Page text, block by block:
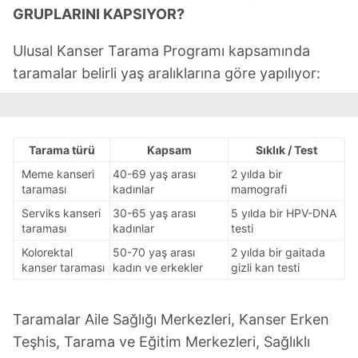
GRUPLARINI KAPSIYOR?
Ulusal Kanser Tarama Programı kapsamında
taramalar belirli yaş aralıklarına göre yapılıyor:
Tarama türü Kapsam
Sıklık / Test
Meme kanseri
taraması
40-69 yaş arası
kadınlar
2 yılda bir
mamografi
Serviks kanseri
taraması
30-65 yaş arası
kadınlar
5 yılda bir HPV-DNA
testi
Kolorektal
kanser taraması
50-70 yaş arası
kadın ve erkekler
2 yılda bir gaitada
gizli kan testi
Taramalar Aile Sağlığı Merkezleri, Kanser Erken
Teşhis, Tarama ve Eğitim Merkezleri, Sağlıklı